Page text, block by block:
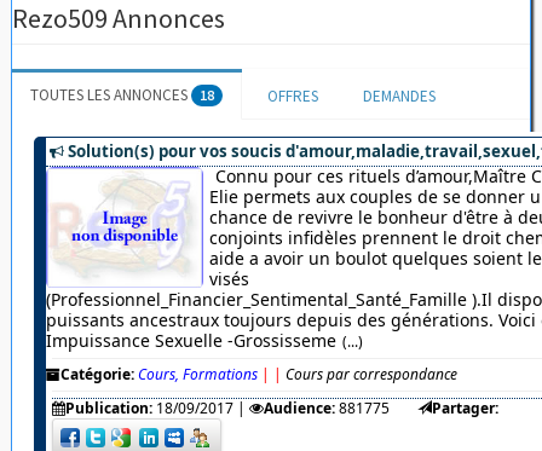
Rezo509 Annonces
TOUTES LES ANNONCES 18 OFFRES DEMANDES
Solution(s) pour vos soucis
Connu pour ces rituels d’amour,Maître
Elie permets aux couples de se donner
chance de revivre le bonheur d'être à
conjoints infidèles prennent le droit
aide a avoir un boulot quelques soient
visés
(Professionnel_Financier_Sentimental_Santé_Famille ).Il
puissants ancestraux toujours depuis des générations. Voici
Impuissance Sexuelle -Grossisseme (...)
Catégorie:Cours, Formations | | Cours par correspondance
Publication: 18/09/2017| Audience:881775 Partager: